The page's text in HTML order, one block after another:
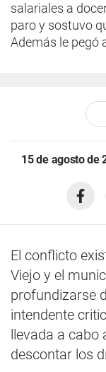
salariales a
paro y sostuvo
Además le pegó
15 de agosto de
El conflicto
Viejo y el
profundizarse
intendente
llevada a
descontar los